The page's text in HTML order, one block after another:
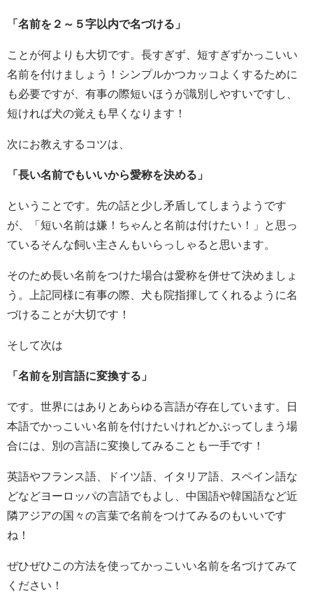
「名前を２～５字以内で名づける」
ことが何よりも大切です。長すぎず、短すぎずかっこいい
名前を付けましょう！シンプルかつカッコよくするために
も必要ですが、有事の際短いほうが識別しやすいですし、
短ければ犬の覚えも早くなります！
次にお教えするコツは、
「長い名前でもいいから愛称を決める」
ということです。先の話と少し矛盾してしまうようです
が、「短い名前は嫌！ちゃんと名前は付けたい！」と思っ
ているそんな飼い主さんもいらっしゃると思います。
そのため長い名前をつけた場合は愛称を併せて決めましょ
う。上記同様に有事の際、犬も院指揮してくれるように名
づけることが大切です！
そして次は
「名前を別言語に変換する」
です。世界にはありとあらゆる言語が存在しています。日
本語でかっこいい名前を付けたいけれどかぶってしまう場
合には、別の言語に変換してみることも一手です！
英語やフランス語、ドイツ語、イタリア語、スペイン語な
どなどヨーロッパの言語でもよし、中国語や韓国語など近
隣アジアの国々の言葉で名前をつけてみるのもいいです
ね！
ぜひぜひこの方法を使ってかっこいい名前を名づけてみて
ください！